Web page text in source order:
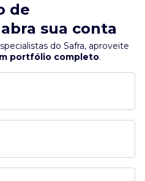
de
sua conta
do Safra, aproveite
portfólio completo.